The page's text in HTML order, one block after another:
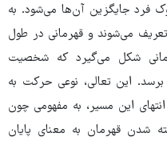
فرد جایگزین آن‌ها می‌شود. به
می‌شوند و قهرمانی در طول
شکل می‌گیرد که شخصیت
این تعالی، نوعی حرکت به‌
این مسیر، به مفهومی چون
شدن قهرمان به‌ معنای پایان